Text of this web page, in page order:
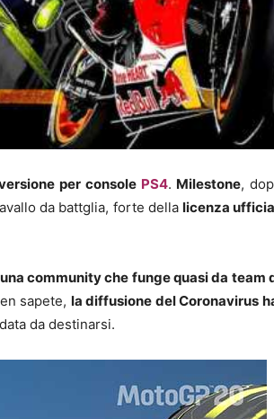
per console PS4. Milestone,
da battglia, forte della licenza
una community che funge quasi da team
sapete, la diffusione del Coronavirus
da destinarsi.